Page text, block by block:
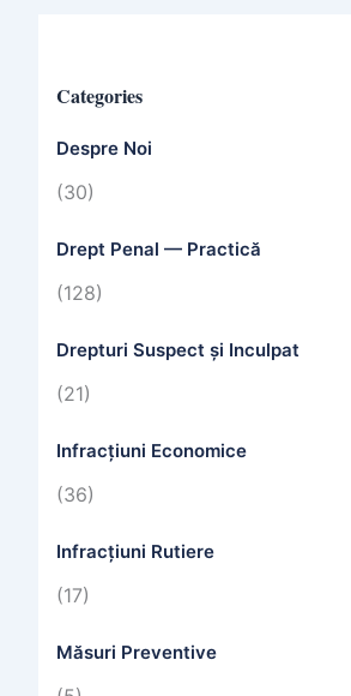
Categories
Despre Noi
(30)
Drept Penal — Practică
(128)
Drepturi Suspect și Inculpat
(21)
Infracțiuni Economice
(36)
Infracțiuni Rutiere
(17)
Măsuri Preventive